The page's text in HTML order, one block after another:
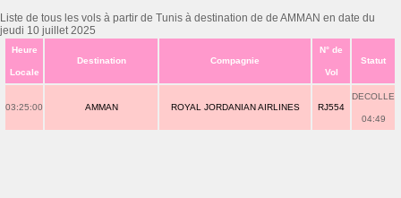
Liste de tous les vols à partir de Tunis à destination de de AMMAN en date du
jeudi 10 juillet 2025
Heure
Locale
Destination Compagnie
N° de
Vol
Statut
03:25:00 AMMAN ROYAL JORDANIAN AIRLINES RJ554
DECOLLE
04:49